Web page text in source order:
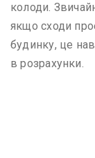
колоди.
якщо сходи
будинку, це
в розрахунки.